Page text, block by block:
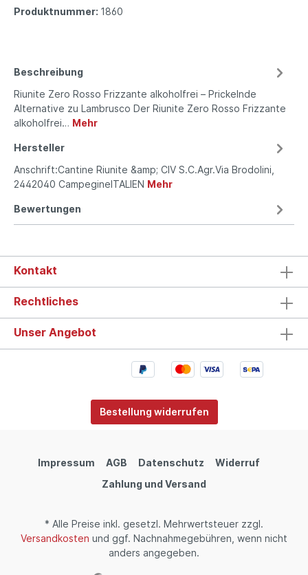
Produktnummer: 1860
Beschreibung
Riunite Zero Rosso Frizzante alkoholfrei – Prickelnde
Alternative zu Lambrusco Der Riunite Zero Rosso Frizzante
alkoholfrei… Mehr
Hersteller
Anschrift:Cantine Riunite &amp; CIV S.C.Agr.Via Brodolini,
2442040 CampegineITALIEN Mehr
Bewertungen
Kontakt
Rechtliches
Unser Angebot
Bestellung widerrufen
Impressum AGB Datenschutz
Widerruf
Zahlung und Versand
* Alle Preise inkl. gesetzl. Mehrwertsteuer zzgl.
Versandkosten und ggf. Nachnahmegebühren, wenn nicht
anders angegeben.